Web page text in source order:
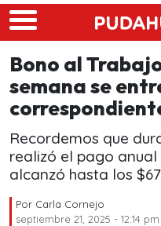
Skip to main content
Bono al
semana se
Recordemos que
realizó el pago
alcanzó hasta los
Por Carla Cornejo
septiembre 21, 2025 - 12:14 pm